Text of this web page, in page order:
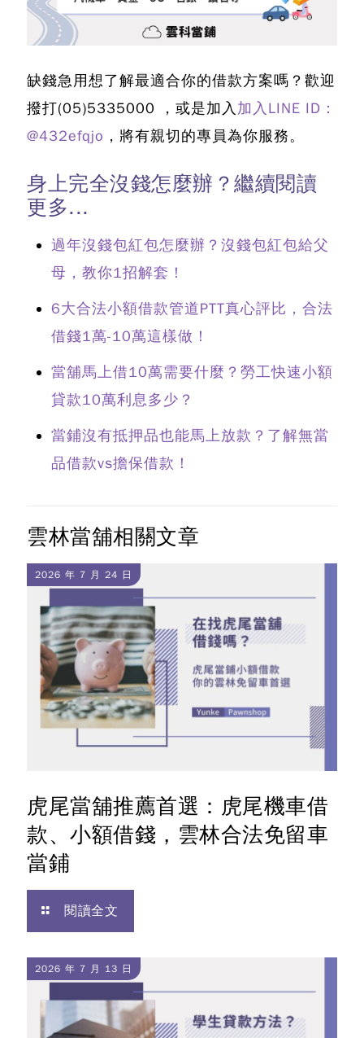
缺錢急用想了解最適合你的借款方案嗎？歡迎
撥打(05)5335000 ，或是加入加入LINE ID：
@432efqjo ，將有親切的專員為你服務。
身上完全沒錢怎麼辦？繼續閱讀
更多...
過年沒錢包紅包怎麼辦？沒錢包紅包給父
母，教你1招解套！
6大合法小額借款管道PTT真心評比，合法
借錢1萬-10萬這樣做！
當舖馬上借10萬需要什麼？勞工快速小額
貸款10萬利息多少？
當鋪沒有抵押品也能馬上放款？了解無當
品借款vs擔保借款！
雲林當舖相關文章
2026 年 7 月 24 日
虎尾當舖推薦首選：虎尾機車借
款、小額借錢，雲林合法免留車
當鋪
閱讀全文
2026 年 7 月 13 日